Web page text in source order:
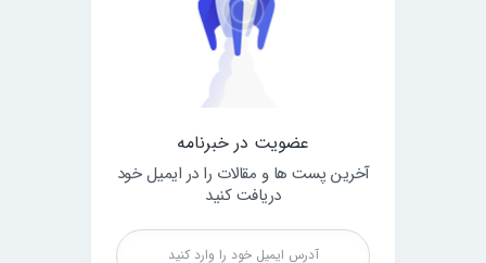
عضویت در خبرنامه
آخرین پست ها و مقالات را در ایمیل خود
دریافت کنید